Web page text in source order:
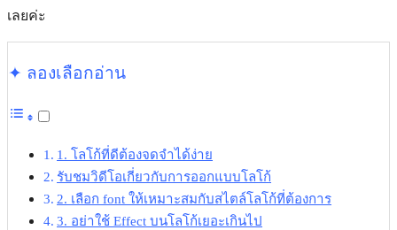
เลยค่ะ
✦ ลองเลือกอ่าน
1. โลโก้ที่ดีต้องจดจำได้ง่าย
รับชมวิดีโอเกี่ยวกับการออกแบบโลโก้
2. เลือก font ให้เหมาะสมกับสไตล์โลโก้ที่ต้องการ
3. อย่าใช้ Effect บนโลโก้เยอะเกินไป